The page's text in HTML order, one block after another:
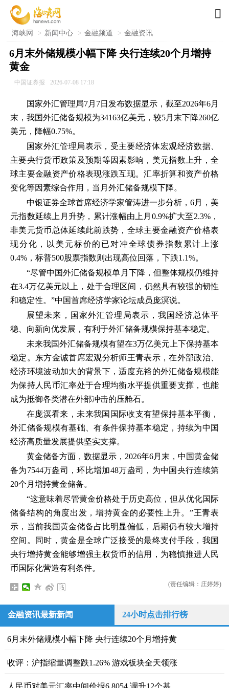

海峡网 > 新闻中心 > 金融频道 > 金融资讯
6月末外储规模小幅下降 央行连续20个月增持
黄金
中国证券报 2026-07-08 17:18
国家外汇管理局7月7日发布数据显示，截至2026年6月
末，我国外汇储备规模为34163亿美元，较5月末下降260亿
美元，降幅0.75%。
国家外汇管理局表示，受主要经济体宏观经济数据、
主要央行货币政策及预期等因素影响，美元指数上升，全
球主要金融资产价格表现涨跌互现。汇率折算和资产价格
变化等因素综合作用，当月外汇储备规模下降。
中银证券全球首席经济学家管涛进一步分析，6月，美
元指数延续上月升势，累计涨幅由上月0.9%扩大至2.3%，
非美元货币总体延续此前跌势，全球主要金融资产价格表
现分化，以美元标价的已对冲全球债券指数累计上涨
0.4%，标普500股票指数则出现高位回落，下跌1.1%。
“尽管中国外汇储备规模单月下降，但整体规模仍维持
在3.4万亿美元以上，处于合理区间，仍然具有较强的韧性
和稳定性。”中国首席经济学家论坛成员庞溟说。
展望未来，国家外汇管理局表示，我国经济总体平
稳、向新向优发展，有利于外汇储备规模保持基本稳定。
未来我国外汇储备规模有望在3万亿美元上下保持基本
稳定。东方金诚首席宏观分析师王青表示，在外部政治、
经济环境波动加大的背景下，适度充裕的外汇储备规模能
为保持人民币汇率处于合理均衡水平提供重要支撑，也能
成为抵御各类潜在外部冲击的压舱石。
在庞溟看来，未来我国国际收支有望保持基本平衡，
外汇储备规模有基础、有条件保持基本稳定，持续为中国
经济高质量发展提供坚实支撑。
黄金储备方面，数据显示，2026年6月末，中国黄金储
备为7544万盎司，环比增加48万盎司，为中国央行连续第
20个月增持黄金储备。
“这意味着尽管黄金价格处于历史高位，但从优化国际
储备结构的角度出发，增持黄金的必要性上升。”王青表
示，当前我国黄金储备占比明显偏低，后期仍有较大增持
空间。同时，黄金是全球广泛接受的最终支付手段，我国
央行增持黄金能够增强主权货币的信用，为稳慎推进人民
币国际化营造有利条件。
(责任编辑：庄婷婷)
金融资讯最新新闻 24小时点击排行榜
6月末外储规模小幅下降 央行连续20个月增持黄
收评：沪指缩量调整跌1.26% 游戏板块全天领涨
人民币对美元汇率中间价报6.8054 调升12个基